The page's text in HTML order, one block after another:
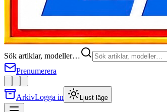
Sök artiklar, modeller…
Prenumerera
ArkivLogga in Ljust läge